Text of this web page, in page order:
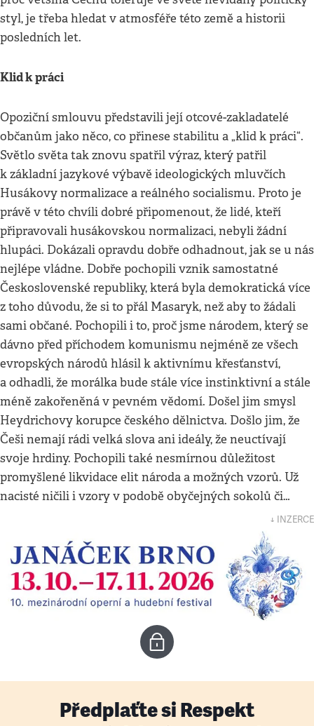
styl, je třeba hledat v atmosféře této země a historii
posledních let.
Klid k práci
Opoziční smlouvu představili její otcové-zakladatelé
občanům jako něco, co přinese stabilitu a „klid k práci“.
Světlo světa tak znovu spatřil výraz, který patřil
k základní jazykové výbavě ideologických mluvčích
Husákovy normalizace a reálného socialismu. Proto je
právě v této chvíli dobré připomenout, že lidé, kteří
připravovali husákovskou normalizaci, nebyli žádní
hlupáci. Dokázali opravdu dobře odhadnout, jak se u nás
nejlépe vládne. Dobře pochopili vznik samostatné
Československé republiky, která byla demokratická více
z toho důvodu, že si to přál Masaryk, než aby to žádali
sami občané. Pochopili i to, proč jsme národem, který se
dávno před příchodem komunismu nejméně ze všech
evropských národů hlásil k aktivnímu křesťanství,
a odhadli, že morálka bude stále více instinktivní a stále
méně zakořeněná v pevném vědomí. Došel jim smysl
Heydrichovy korupce českého dělnictva. Došlo jim, že
Češi nemají rádi velká slova ani ideály, že neuctívají
svoje hrdiny. Pochopili také nesmírnou důležitost
promyšlené likvidace elit národa a možných vzorů. Už
nacisté ničili i vzory v podobě obyčejných sokolů či…
↓ INZERCE
Předplaťte si Respekt